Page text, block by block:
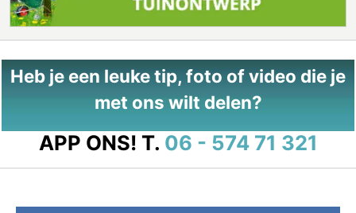
Heb je een leuke tip, foto of video die je
met ons wilt delen?
APP ONS! T. 06 - 574 71 321